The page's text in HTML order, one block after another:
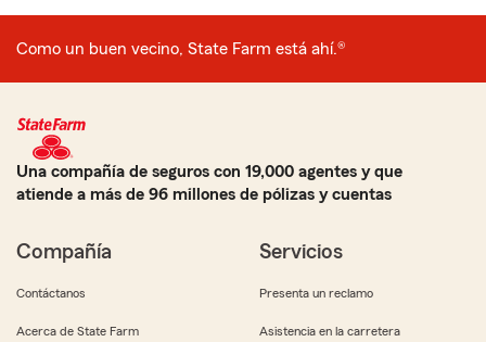
Como un buen vecino, State Farm está ahí.®
Una compañía de seguros con 19,000 agentes y que
atiende a más de 96 millones de pólizas y cuentas
Compañía
Contáctanos
Acerca de State Farm
Servicios
Presenta un reclamo
Asistencia en la carretera